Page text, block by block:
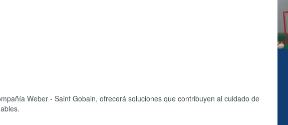
Weber - Saint Gobain, ofrecerá soluciones que contribuyen al cuidado de